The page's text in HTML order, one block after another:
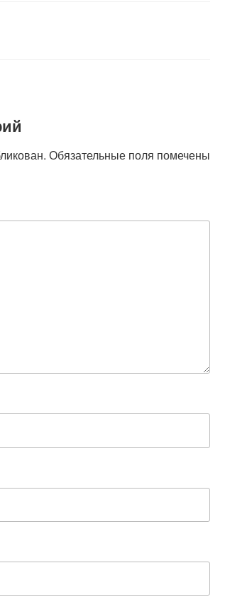
Обязательные поля помечены